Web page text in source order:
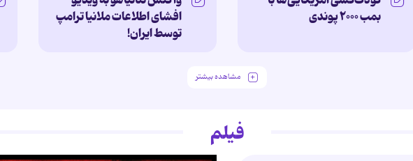
بمب ۲۰۰۰ پوندی
افشای اطلاعات ملانیا ترامپ
توسط ایران!
مشاهده بیشتر
فیلم